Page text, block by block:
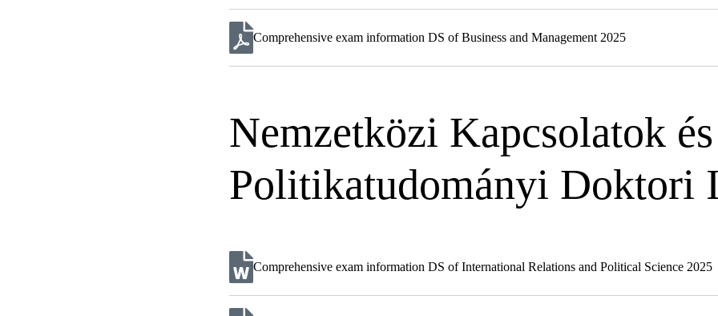
Comprehensive exam information DS of Business and Management 2025
Nemzetközi Kapcsolatok és
Politikatudományi Doktori
Comprehensive exam information DS of International Relations and Political Science 2025